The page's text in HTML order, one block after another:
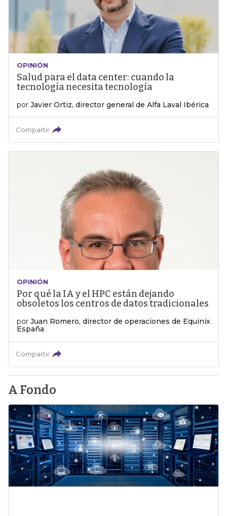
OPINIÓN
Salud para el data center: cuando la
tecnología necesita tecnología
por Javier Ortiz, director general de Alfa Laval Ibérica
Compartir
OPINIÓN
Por qué la IA y el HPC están dejando
obsoletos los centros de datos tradicionales
por Juan Romero, director de operaciones de Equinix
España
Compartir
A Fondo